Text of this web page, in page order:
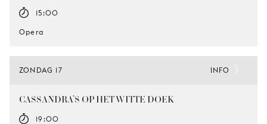
15:00
Opera
ZONDAG 17
CASSANDRA’S OP HET WITTE DOEK
19:00
INFO